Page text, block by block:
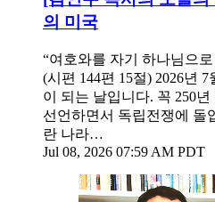
의 미국
“여호와를 자기 하나님으
(시편 144편 15절) 2026년
이 되는 날입니다. 꼭 250
선언하면서 독립전쟁에 돌
란 나라…
Jul 08, 2026 07:59 AM PDT